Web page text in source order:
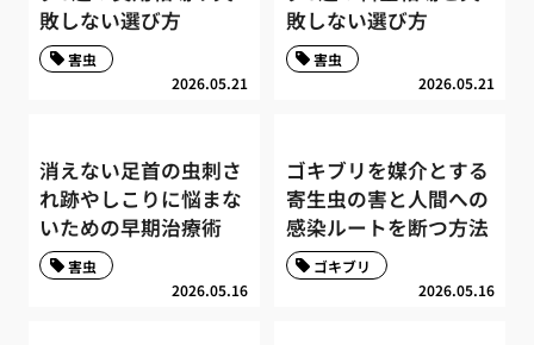
敗しない選び方
2026.05.21
害虫
敗しない選び方
2026.05.21
害虫
消えない足首の虫刺さ
れ跡やしこりに悩まな
いための早期治療術
2026.05.16
害虫
ゴキブリを媒介とする
寄生虫の害と人間への
感染ルートを断つ方法
2026.05.16
ゴキブリ